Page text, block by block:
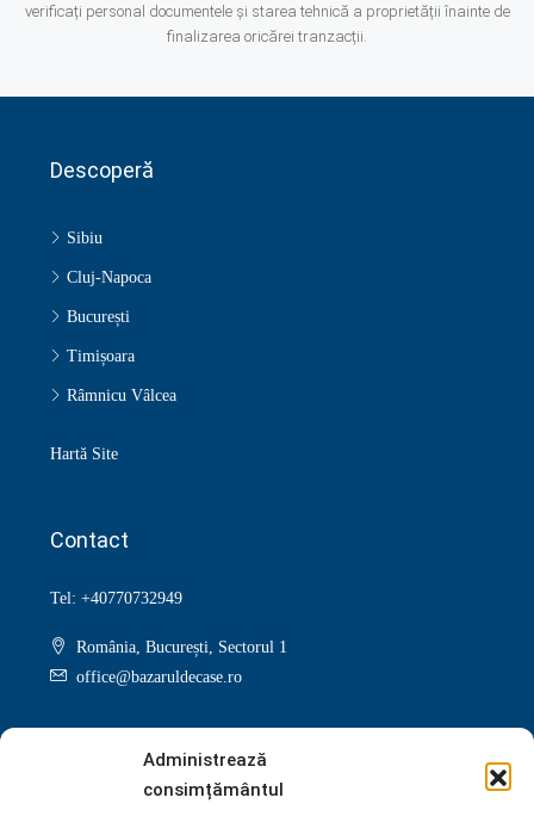
Administrează
consimțământul
verificați personal documentele și starea tehnică a proprietății înainte de
finalizarea oricărei tranzacții.
Descoperă
Sibiu
Cluj-Napoca
București
Timișoara
Râmnicu Vâlcea
Hartă Site
Contact
Tel: +40770732949
România, București, Sectorul 1
office@bazaruldecase.ro